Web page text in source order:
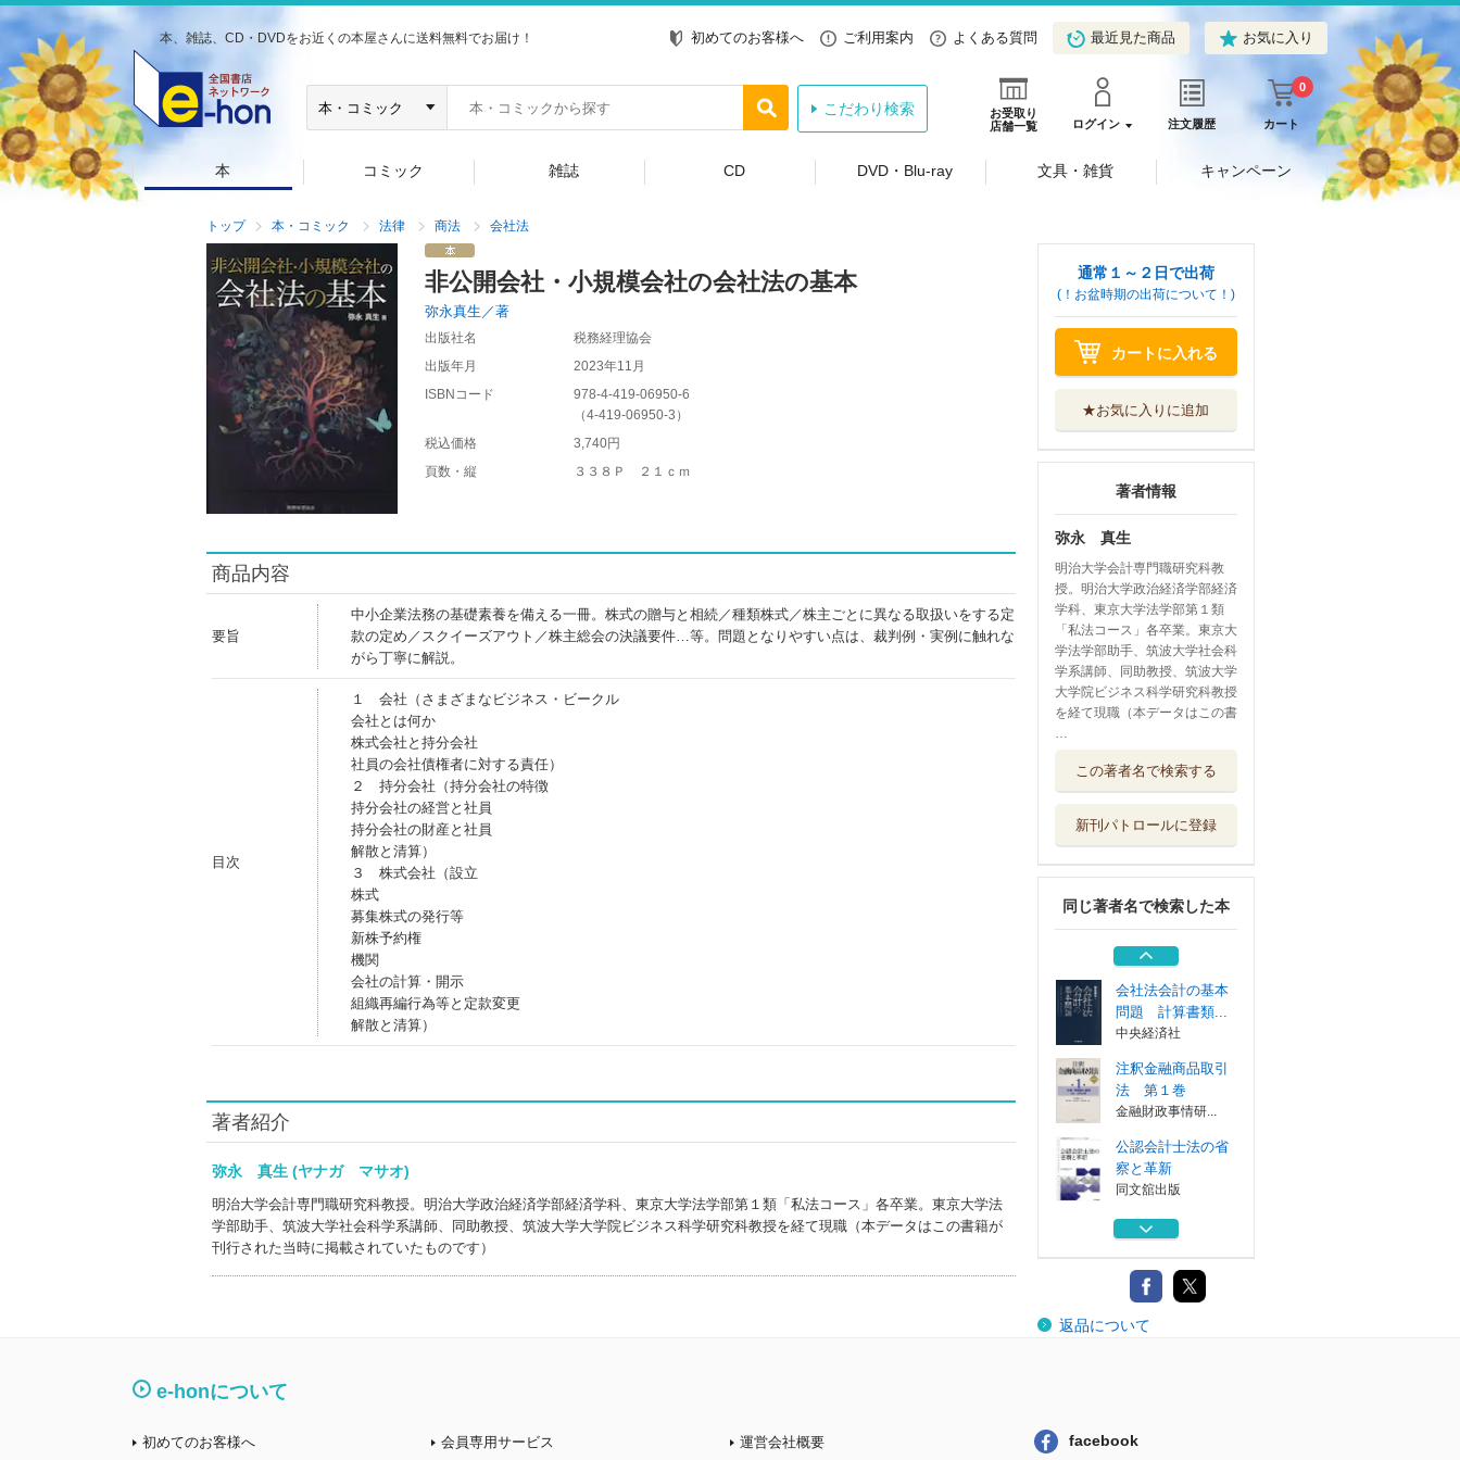
本、雑誌、CD・DVDをお近くの本屋さんに送料無料でお届け！ 初めてのお客様へ ご利用案内 よくある質問 最近見た商品 お気に入り
お受取り
店舗一覧
ログイン 注文履歴 カート
0
こだわり検索
本 コミック 雑誌 CD DVD・Blu-ray 文具・雑貨 キャンペーン
トップ 本・コミック 法律 商法 会社法
非公開会社・小規模会社の会社法の基本
弥永真生／著
出版社名
税務経理協会
出版年月
2023年11月
ISBNコード
978-4-419-06950-6
（4-419-06950-3 ）
税込価格
3,740円
頁数・縦
３３８Ｐ ２１ｃｍ
商品内容
要旨
中小企業法務の基礎素養を備える一冊。株式の贈与と相続／種類株式／株主ごとに異なる取扱いをする定
款の定め／スクイーズアウト／株主総会の決議要件…等。問題となりやすい点は、裁判例・実例に触れな
がら丁寧に解説。
目次
１ 会社（さまざまなビジネス・ビークル
会社とは何か
株式会社と持分会社
社員の会社債権者に対する責任）
２ 持分会社（持分会社の特徴
持分会社の経営と社員
持分会社の財産と社員
解散と清算）
３ 株式会社（設立
株式
募集株式の発行等
新株予約権
機関
会社の計算・開示
組織再編行為等と定款変更
解散と清算）
著者紹介
弥永 真生 (ヤナガ マサオ)
明治大学会計専門職研究科教授。明治大学政治経済学部経済学科、東京大学法学部第１類「私法コース」各卒業。東京大学法
学部助手、筑波大学社会科学系講師、同助教授、筑波大学大学院ビジネス科学研究科教授を経て現職（本データはこの書籍が
刊行された当時に掲載されていたものです）
通常１～２日で出荷
(！お盆時期の出荷について！)
カートに入れる
★お気に入りに追加
著者情報
弥永 真生
明治大学会計専門職研究科教
授。明治大学政治経済学部経済
学科、東京大学法学部第１類
「私法コース」各卒業。東京大
学法学部助手、筑波大学社会科
学系講師、同助教授、筑波大学
大学院ビジネス科学研究科教授
を経て現職（本データはこの書
…
この著者名で検索する
新刊パトロールに登録
同じ著者名で検索した本
察と革新
監査役のためのＱ
日本公認会計士...
注釈金融商品取引
法 第２巻
金融財政事情研...
会社法会計の基本
問題 計算書類...
中央経済社
注釈金融商品取引
法 第１巻
金融財政事情研...
公認会計士法の省
察と革新
同文舘出版
監査役のためのＱ
日本公認会計士...
注釈金融商品取引
法 第２巻
返品について
e-honについて
初めてのお客様へ 会員専用サービス 運営会社概要 facebook